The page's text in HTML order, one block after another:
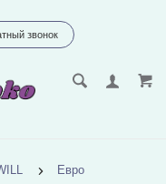
звонок
Евро